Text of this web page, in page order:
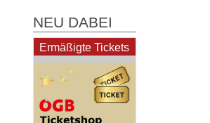
NEU DABEI
Ermäßigte Tickets